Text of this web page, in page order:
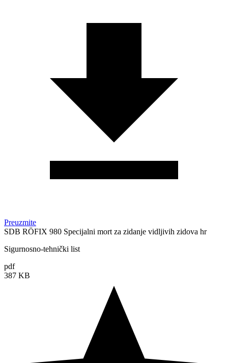
Preuzmite
SDB RÖFIX 980 Specijalni mort za zidanje vidljivih zidova hr
Sigurnosno-tehnički list
pdf
387 KB